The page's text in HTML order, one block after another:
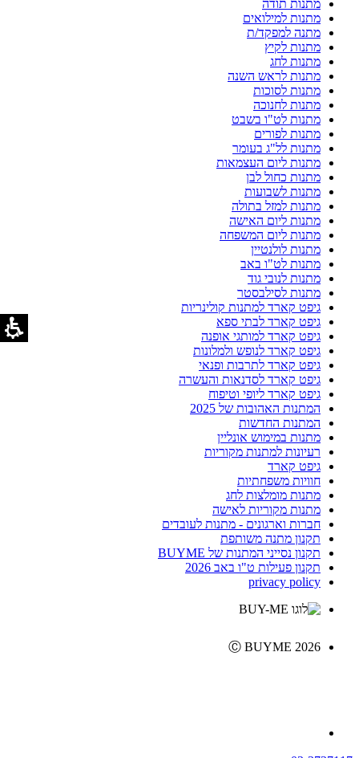
מתנות תודה
מתנות למילואים
מתנה למפקד/ת
מתנות לקיץ
מתנות לחג
מתנות לראש השנה
מתנות לסוכות
מתנות לחנוכה
מתנות לט"ו בשבט
מתנות לפורים
מתנות לל"ג בעומר
מתנות ליום העצמאות
מתנות כחול לבן
מתנות לשבועות
מתנות למזל בתולה
מתנות ליום האישה
מתנות ליום המשפחה
מתנות לולנטיין
מתנות לט"ו באב
מתנות לנובי גוד
מתנות לסילבסטר
גיפט קארד למתנות קולינריות
גיפט קארד לבתי ספא
גיפט קארד למותגי אופנה
גיפט קארד לנופש ולמלונות
גיפט קארד לתרבות ופנאי
גיפט קארד לסדנאות והעשרה
גיפט קארד ליופי וטיפוח
המתנות האהובות של 2025
המתנות החדשות
מתנות במימוש אונליין
רעיונות למתנות מקוריות
גיפט קארד
חוויות משפחתיות
מתנות מומלצות לחג
מתנות מקוריות לאישה
חברות וארגונים - מתנות לעובדים
תקנון מתנה משותפת
תקנון נסייני המתנות של BUYME
תקנון פעילות ט"ו באב 2026
privacy policy
Ⓒ BUYME 2026